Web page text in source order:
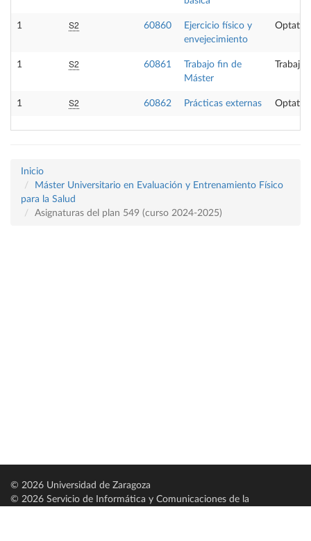
1 S2 60860
Ejercicio físico y
envejecimiento
1 S2 60861
Trabajo fin de
Máster
1 S2 60862 Prácticas externas
Inicio
Máster Universitario en Evaluación y Entrenamiento Físico
para la Salud
Asignaturas del plan 549 (curso 2024-2025)
© 2026 Universidad de Zaragoza
© 2026 Servicio de Informática y Comunicaciones de la